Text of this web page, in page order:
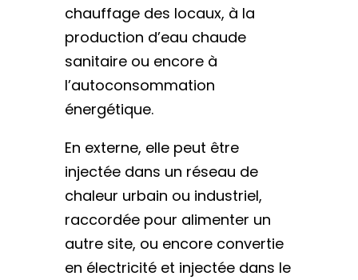
chauffage des locaux, à la
production d’eau chaude
sanitaire ou encore à
l’autoconsommation
énergétique.
En externe, elle peut être
injectée dans un réseau de
chaleur urbain ou industriel,
raccordée pour alimenter un
autre site, ou encore convertie
en électricité et injectée dans le